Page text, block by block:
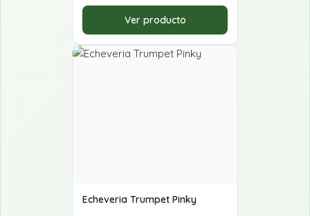
Ver producto
Echeveria Trumpet Pinky